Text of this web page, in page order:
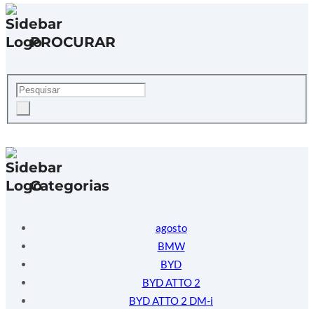
PROCURAR
Categorias
agosto
BMW
BYD
BYD ATTO 2
BYD ATTO 2 DM-i